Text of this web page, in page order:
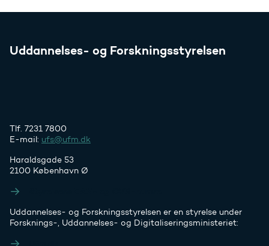
Uddannelses- og Forskningsstyrelsen
Tlf. 7231 7800
E-mail: ufs@ufm.dk
Haraldsgade 53
2100 København Ø
Uddannelses- og Forskningsstyrelsen er en styrelse under
Forsknings-, Uddannelses- og Digitaliseringsministeriet: